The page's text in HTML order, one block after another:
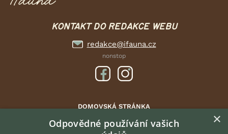
KONTAKT DO REDAKCE WEBU
redakce@ifauna.cz
nonstop
DOMOVSKÁ STRÁNKA
INZERCE
×
Odpovědné používání vašich